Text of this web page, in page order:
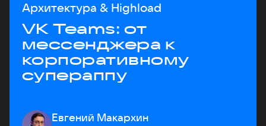
Архитектура & Highload
VK Teams: от
мессенджера к
корпоративному
супераппу
Евгений Макархин